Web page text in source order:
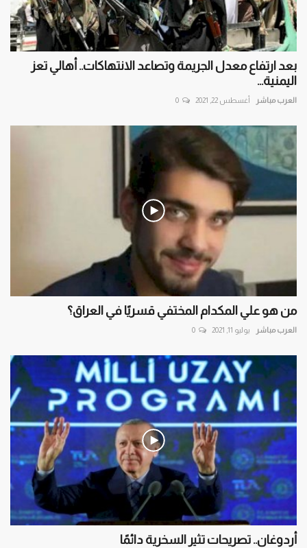
بعد ارتفاع معدل الجريمة وتصاعد الانتهاكات.. أهالي تعز
اليمنية...
العرب مباشر أغسطس 22, 2021 0
من هو علي المكدام المختفي قسريًا في العراق؟
العرب مباشر يوليو 11, 2021 0
أردوغان.. تصريحات تثير السخرية دائمًا